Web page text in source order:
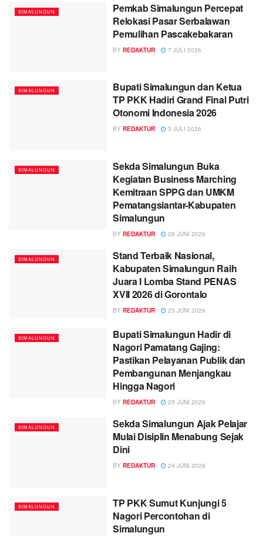
SIMALUNGUN
Pemkab Simalungun Percepat
Relokasi Pasar Serbalawan
Pemulihan Pascakebakaran
BY REDAKTUR 7 JULI 2026
SIMALUNGUN
Bupati Simalungun dan Ketua
TP PKK Hadiri Grand Final Putri
Otonomi Indonesia 2026
BY REDAKTUR 3 JULI 2026
SIMALUNGUN
Sekda Simalungun Buka
Kegiatan Business Marching
Kemitraan SPPG dan UMKM
Pematangsiantar-Kabupaten
Simalungun
BY REDAKTUR 26 JUNI 2026
SIMALUNGUN
Stand Terbaik Nasional,
Kabupaten Simalungun Raih
Juara I Lomba Stand PENAS
XVII 2026 di Gorontalo
BY REDAKTUR 25 JUNI 2026
SIMALUNGUN
Bupati Simalungun Hadir di
Nagori Pamatang Gajing:
Pastikan Pelayanan Publik dan
Pembangunan Menjangkau
Hingga Nagori
BY REDAKTUR 25 JUNI 2026
SIMALUNGUN
Sekda Simalungun Ajak Pelajar
Mulai Disiplin Menabung Sejak
Dini
BY REDAKTUR 24 JUNI 2026
SIMALUNGUN
TP PKK Sumut Kunjungi 5
Nagori Percontohan di
Simalungun